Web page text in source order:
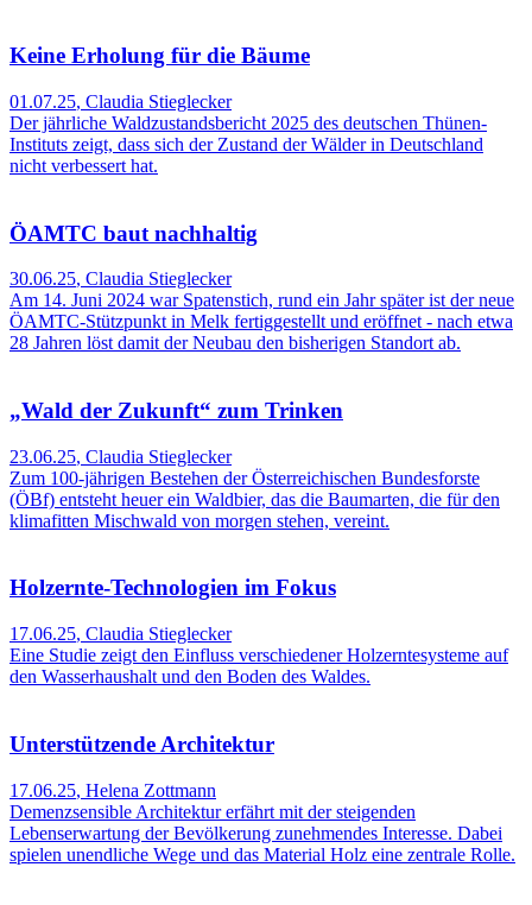
Keine Erholung für die Bäume
01.07.25, Claudia Stieglecker
Der jährliche Waldzustandsbericht 2025 des deutschen Thünen-
Instituts zeigt, dass sich der Zustand der Wälder in Deutschland
nicht verbessert hat.
ÖAMTC baut nachhaltig
30.06.25, Claudia Stieglecker
Am 14. Juni 2024 war Spatenstich, rund ein Jahr später ist der neue
ÖAMTC-Stützpunkt in Melk fertiggestellt und eröffnet - nach etwa
28 Jahren löst damit der Neubau den bisherigen Standort ab.
„Wald der Zukunft“ zum Trinken
23.06.25, Claudia Stieglecker
Zum 100-jährigen Bestehen der Österreichischen Bundesforste
(ÖBf) entsteht heuer ein Waldbier, das die Baumarten, die für den
klimafitten Mischwald von morgen stehen, vereint.
Holzernte-Technologien im Fokus
17.06.25, Claudia Stieglecker
Eine Studie zeigt den Einfluss verschiedener Holzerntesysteme auf
den Wasserhaushalt und den Boden des Waldes.
Unterstützende Architektur
17.06.25, Helena Zottmann
Demenzsensible Architektur erfährt mit der steigenden
Lebenserwartung der Bevölkerung zunehmendes Interesse. Dabei
spielen unendliche Wege und das Material Holz eine zentrale Rolle.